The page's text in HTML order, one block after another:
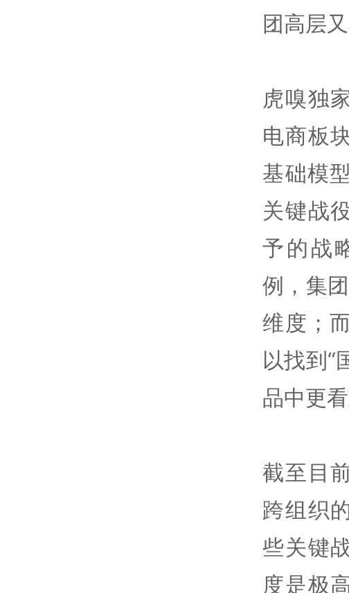
团高层
虎嗅独
电商板
基础模
关键战
予的战
例，集
维度；
以找到“
品中更看
截至目
跨组织
些关键
度是极